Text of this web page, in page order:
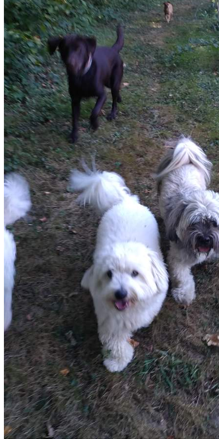
professionnel du service canin situé à Montauban. Noté
4.9/5 ⭐⭐⭐⭐⭐ sur Google Maps avec 112 avis.